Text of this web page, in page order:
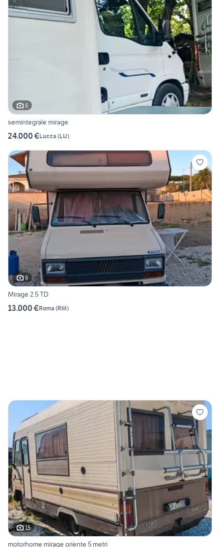
6
semintegrale mirage
24.000 €Lucca (LU)
6
Mirage 2.5 TD
13.000 €Roma (RM)
15
motorhome mirage oriente 5 metri